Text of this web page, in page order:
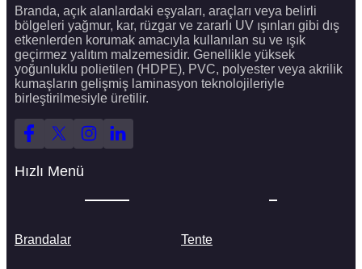
Branda, açık alanlardaki eşyaları, araçları veya belirli
bölgeleri yağmur, kar, rüzgar ve zararlı UV ışınları gibi dış
etkenlerden korumak amacıyla kullanılan su ve ışık
geçirmez yalıtım malzemesidir. Genellikle yüksek
yoğunluklu polietilen (HDPE), PVC, polyester veya akrilik
kumaşların gelişmiş laminasyon teknolojileriyle
birleştirilmesiyle üretilir.
Hızlı Menü
Brandalar Tente